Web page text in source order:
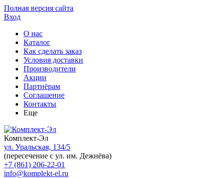
Полная версия сайта
Вход
О нас
Каталог
Как сделать заказ
Условия доставки
Производители
Акции
Партнёрам
Соглашение
Контакты
Еще
Комплект-Эл
ул. Уральская, 134/5
(пересечение с ул. им. Дежнёва)
+7 (861) 206-22-01
info@komplekt-el.ru